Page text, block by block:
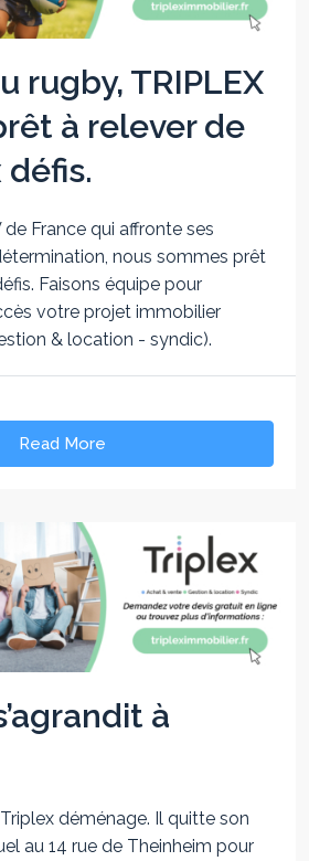
rugby, TRIPLEX
à relever de
défis.
France qui affronte ses
nous sommes prêt
Faisons équipe pour
votre projet immobilier
& location - syndic).
Read More
à
déménage. Il quitte son
au 14 rue de Theinheim pour